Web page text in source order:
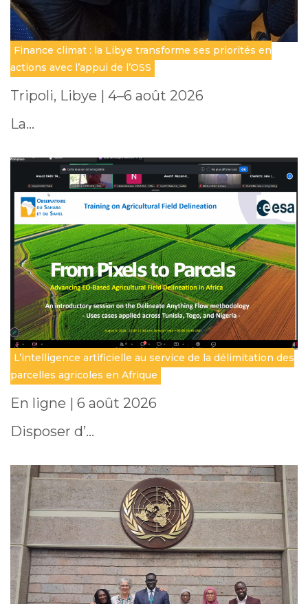
Finance climat : la Libye transforme ses priorités en
actions avec l’appui de l’OSS
Tripoli, Libye | 4–6 août 2026
La…
L’intelligence artificielle au service de la délimitation des
parcelles agricoles en Afrique
En ligne | 6 août 2026
Disposer d’…